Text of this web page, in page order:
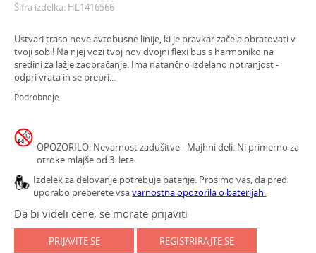
Šifra izdelka: HL1416566
Ustvari traso nove avtobusne linije, ki je pravkar začela obratovati v
tvoji sobi! Na njej vozi tvoj nov dvojni flexi bus s harmoniko na
sredini za lažje zaobračanje. Ima natančno izdelano notranjost -
odpri vrata in se prepri...
Podrobneje
OPOZORILO: Nevarnost zadušitve - Majhni deli. Ni primerno za
otroke mlajše od 3. leta.
Izdelek za delovanje potrebuje baterije. Prosimo vas, da pred
uporabo preberete vsavarnostna opozorila o baterijah.
Da bi videli cene, se morate prijaviti
PRIJAVITE SE REGISTRIRAJTE SE